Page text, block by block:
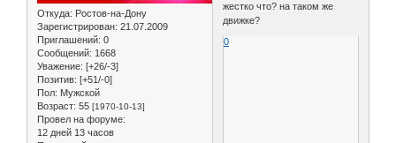
Откуда: Ростов-на-Дону
Зарегистрирован: 21.07.2009
Приглашений: 0
Сообщений: 1668
Уважение: [+26/-3]
Позитив: [+51/-0]
Пол: Мужской
Возраст: 55 [1970-10-13]
Провел на форуме:
12 дней 13 часов
жестко что? на таком же
движке?
0